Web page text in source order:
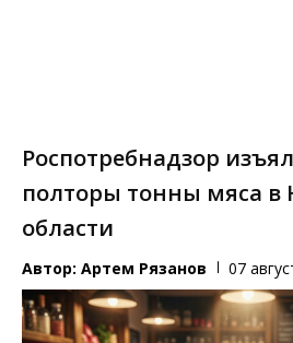
Роспотребнадзор
полторы тонны мяса в
области
Автор: Артем Рязанов 07